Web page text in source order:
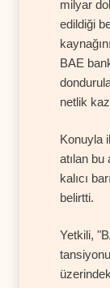
milyar
edildiği
BAE
netlik
Konuyla
atılan bu
kalıcı
belirtti.
Yetkili,